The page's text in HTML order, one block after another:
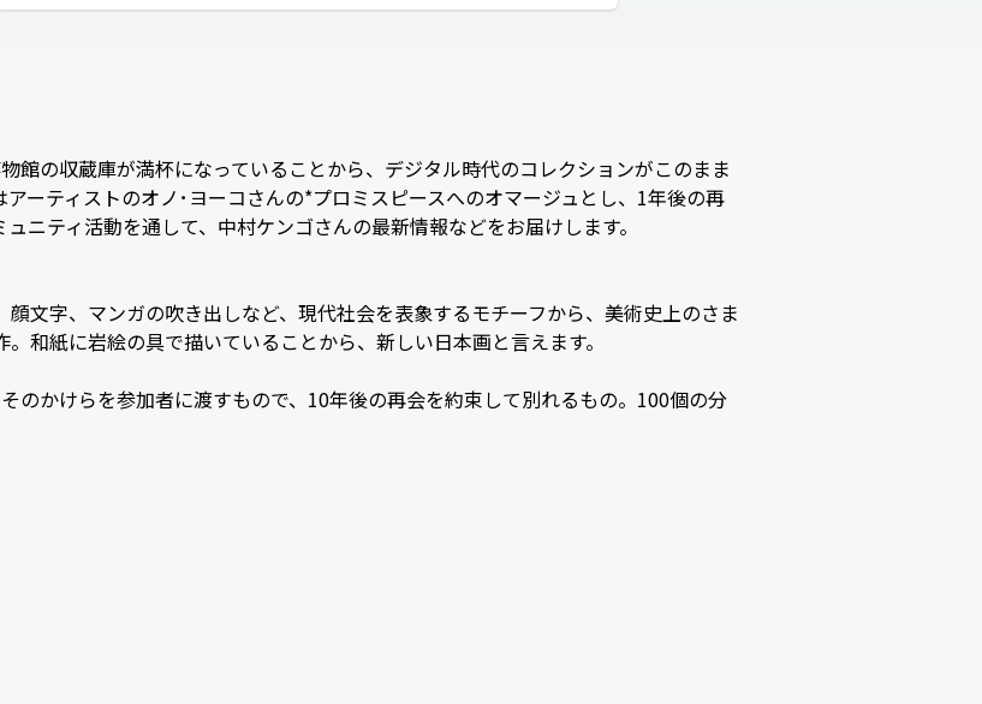
館の収蔵庫が満杯になっていることから、デジタル時代のコレクションがこのまま
ーティストのオノ･ヨーコさんの*プロミスピースへのオマージュとし、1年後の再
ニティ活動を通して、中村ケンゴさんの最新情報などをお届けします。
文字、マンガの吹き出しなど、現代社会を表象するモチーフから、美術史上のさま
和紙に岩絵の具で描いていることから、新しい日本画と言えます。
のかけらを参加者に渡すもので、10年後の再会を約束して別れるもの。100個の分